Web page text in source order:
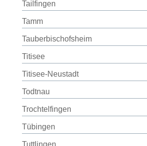
Tailfingen
Tamm
Tauberbischofsheim
Titisee
Titisee-Neustadt
Todtnau
Trochtelfingen
Tübingen
Tuttlingen